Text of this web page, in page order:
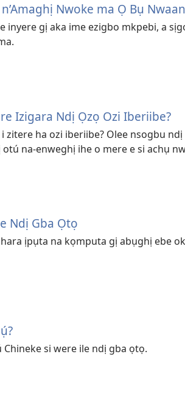
Nwoke ma Ọ Bụ
inyere gị aka ime ezigbo mkpebi, a
Izigara Ndị Ọzọ Ozi Iberiibe?
zitere ha ozi iberiibe? Olee nsogbu
na-enweghị ihe o mere e si achụ
Ndị Gba Ọtọ
ịpụta na kọmputa gị abụghị ebe
si were ile ndị gba ọtọ.